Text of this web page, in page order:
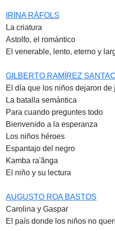
IRINA RÁFOLS
La criatura
Astolfo, el romántico
El venerable, lento, eterno y
GILBERTO RAMÍREZ
El día que los niños dejaron de
La batalla semántica
Para cuando preguntes todo
Bienvenido a la esperanza
Los niños héroes
Espantajo del negro
Kamba ra'ãnga
El niño y su lectura
AUGUSTO ROA BASTOS
Carolina y Gaspar
El país donde los niños no